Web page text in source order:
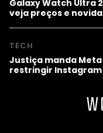
Galaxy Watch Ultra
veja preços e
TECH
Justiça manda Meta
restringir